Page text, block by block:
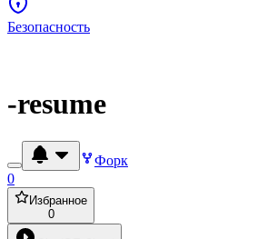
Безопасность
-resume
Форк
0
Избранное
0